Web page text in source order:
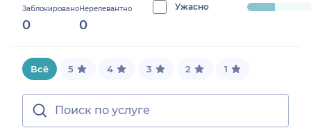
Заблокировано
0
Нерелевантно
0
Ужасно
progress:
13.157894736842104%
Всё 5 4 3 2 1